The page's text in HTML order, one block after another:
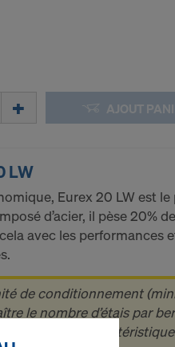
AJOUT
LW
Eurex 20 LW est le
d’acier, il pèse 20%
avec les performances
de conditionnement
le nombre d’étais par
consultez les